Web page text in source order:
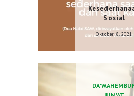
Sosial
Oktober 8, 2021
DA'WAH